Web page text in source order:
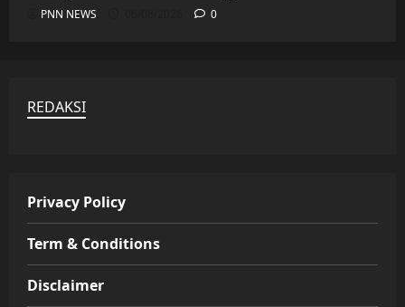
PNN NEWS 0
REDAKSI
Privacy Policy
Term & Conditions
Disclaimer